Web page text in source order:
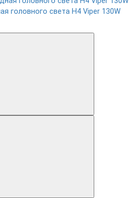
головного света H4 Viper 130W